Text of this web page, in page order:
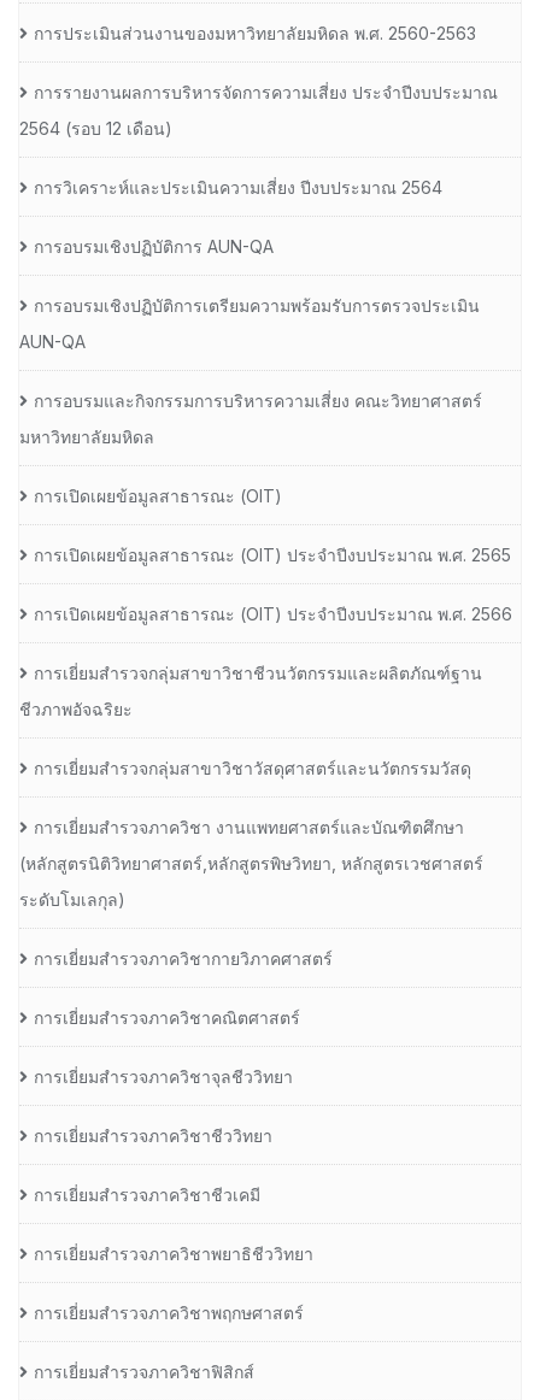
การประเมินส่วนงานของมหาวิทยาลัยมหิดล พ.ศ. 2560-2563
การรายงานผลการบริหารจัดการความเสี่ยง ประจำปีงบประมาณ
2564 (รอบ 12 เดือน)
การวิเคราะห์และประเมินความเสี่ยง ปีงบประมาณ 2564
การอบรมเชิงปฏิบัติการ AUN-QA
การอบรมเชิงปฏิบัติการเตรียมความพร้อมรับการตรวจประเมิน
AUN-QA
การอบรมและกิจกรรมการบริหารความเสี่ยง คณะวิทยาศาสตร์
มหาวิทยาลัยมหิดล
การเปิดเผยข้อมูลสาธารณะ (OIT)
การเปิดเผยข้อมูลสาธารณะ (OIT) ประจำปีงบประมาณ พ.ศ. 2565
การเปิดเผยข้อมูลสาธารณะ (OIT) ประจำปีงบประมาณ พ.ศ. 2566
การเยี่ยมสำรวจกลุ่มสาขาวิชาชีวนวัตกรรมและผลิตภัณฑ์ฐาน
ชีวภาพอัจฉริยะ
การเยี่ยมสำรวจกลุ่มสาขาวิชาวัสดุศาสตร์และนวัตกรรมวัสดุ
การเยี่ยมสำรวจภาควิชา งานแพทยศาสตร์และบัณฑิตศึกษา
(หลักสูตรนิติวิทยาศาสตร์,หลักสูตรพิษวิทยา, หลักสูตรเวชศาสตร์
ระดับโมเลกุล)
การเยี่ยมสำรวจภาควิชากายวิภาคศาสตร์
การเยี่ยมสำรวจภาควิชาคณิตศาสตร์
การเยี่ยมสำรวจภาควิชาจุลชีววิทยา
การเยี่ยมสำรวจภาควิชาชีววิทยา
การเยี่ยมสำรวจภาควิชาชีวเคมี
การเยี่ยมสำรวจภาควิชาพยาธิชีววิทยา
การเยี่ยมสำรวจภาควิชาพฤกษศาสตร์
การเยี่ยมสำรวจภาควิชาฟิสิกส์